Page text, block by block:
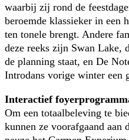
waarbij zij rond de
beroemde klassieker in een
ten tonele brengt. Andere
deze reeks zijn Swan Lake,
de planning staat, en De
Introdans vorige winter een
Interactief
Om een totaalbeleving te
kunnen ze voorafgaand aan